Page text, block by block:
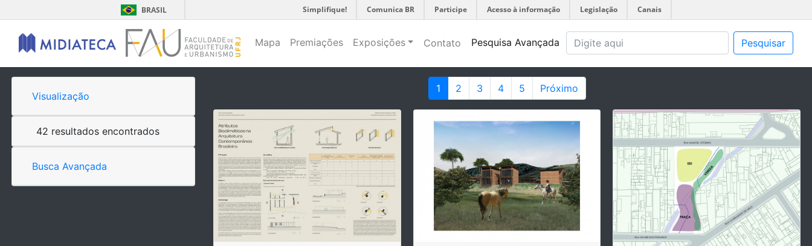
BRASIL Simplifique! Comunica BR Participe Acesso à informação Legislação Canais
Mapa Premiações Exposições Contato Pesquisa Avançada Pesquisar
Visualização
42 resultados encontrados
Busca Avançada
1 2 3 4 5 Próximo